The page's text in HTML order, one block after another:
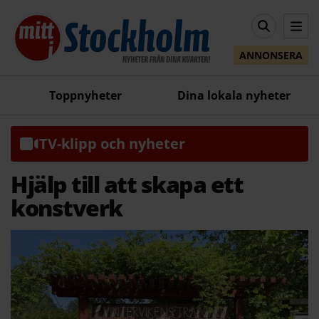
ANNONSERA
Toppnyheter Dina lokala nyheter
TV-klipp och nyheter
Hjälp till att skapa ett
konstverk